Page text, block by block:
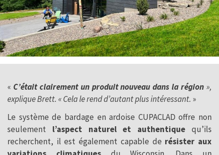
« C’était clairement un produit nouveau dans la région »,
explique Brett. « Cela le rend d’autant plus intéressant. »
Le système de bardage en ardoise CUPACLAD offre non
seulement l’aspect naturel et authentique qu’ils
recherchent, il est également capable de résister aux